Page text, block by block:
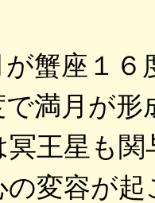
蟹座１６
で満月が
冥王星も
の変容が